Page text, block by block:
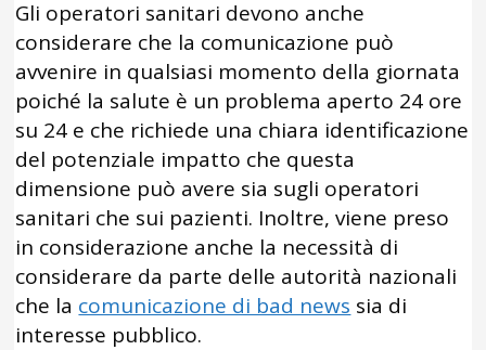
Gli operatori sanitari devono anche
considerare che la comunicazione può
avvenire in qualsiasi momento della giornata
poiché la salute è un problema aperto 24 ore
su 24 e che richiede una chiara identificazione
del potenziale impatto che questa
dimensione può avere sia sugli operatori
sanitari che sui pazienti. Inoltre, viene preso
in considerazione anche la necessità di
considerare da parte delle autorità nazionali
che la comunicazione di bad news sia di
interesse pubblico.